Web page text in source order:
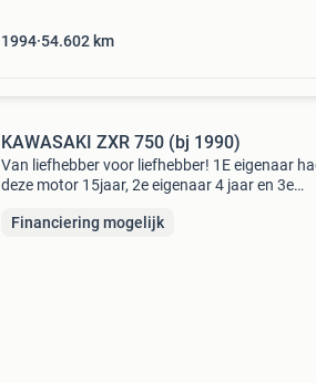
1994 54.602 km
KAWASAKI ZXR 750 (bj 1990)
Van liefhebber voor liefhebber! 1E eigenaar
deze motor 15jaar, 2e eigenaar 4 jaar en 3e
zeggen genoeg. Het familiebedrijf wim ter
Financiering mogelijk